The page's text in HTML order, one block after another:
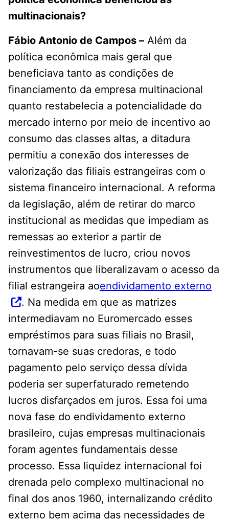
multinacionais?
Fábio Antonio de Campos – Além da
política econômica mais geral que
beneficiava tanto as condições de
financiamento da empresa multinacional
quanto restabelecia a potencialidade do
mercado interno por meio de incentivo ao
consumo das classes altas, a ditadura
permitiu a conexão dos interesses de
valorização das filiais estrangeiras com o
sistema financeiro internacional. A reforma
da legislação, além de retirar do marco
institucional as medidas que impediam as
remessas ao exterior a partir de
reinvestimentos de lucro, criou novos
instrumentos que liberalizavam o acesso da
filial estrangeira aoendividamento externo
. Na medida em que as matrizes
intermediavam no Euromercado esses
empréstimos para suas filiais no Brasil,
tornavam-se suas credoras, e todo
pagamento pelo serviço dessa dívida
poderia ser superfaturado remetendo
lucros disfarçados em juros. Essa foi uma
nova fase do endividamento externo
brasileiro, cujas empresas multinacionais
foram agentes fundamentais desse
processo. Essa liquidez internacional foi
drenada pelo complexo multinacional no
final dos anos 1960, internalizando crédito
externo bem acima das necessidades de